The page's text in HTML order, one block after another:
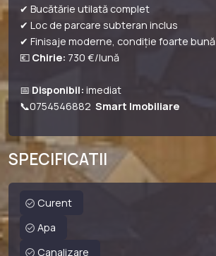
✔ Bucătărie utilată complet
✔ Loc de parcare subteran inclus
✔ Finisaje moderne, condiție foarte bună
💶 Chirie: 730 €/lună
📅 Disponibil: imediat
📞0754546882 Smart Imobiliare
SPECIFICATII
Curent
Apa
Canalizare